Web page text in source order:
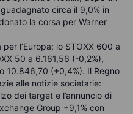
circa il 9,0% in
la corsa per Warner
l’Europa: lo STOXX 600 a
50 a 6.161,56 (-0,2%),
10.846,70 (+0,4%). Il Regno
alle notizie societarie:
dei target e l’annuncio di
Group +9,1% con